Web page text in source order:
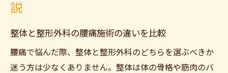
説
整体と整形外科の腰痛施術の違いを比較
腰痛で悩んだ際、整体と整形外科のどちらを選ぶべきか
迷う方は少なくありません。整体は体の骨格や筋肉のバ